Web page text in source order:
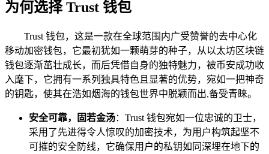
为何选择 Trust 钱包
Trust 钱包，这是一款在全球范围内广受赞誉的去中心化
移动加密钱包，它最初犹如一颗萌芽的种子，从以太坊区块链
钱包逐渐茁壮成长，而后凭借自身的独特魅力，被币安成功收
入麾下，它拥有一系列独具特色且显著的优势，宛如一把神奇
的钥匙，使其在浩如烟海的钱包世界中脱颖而出,备受青睐。
安全可靠，固若金汤：Trust 钱包宛如一位忠诚的卫士，
采用了先进得令人惊叹的加密技术，为用户构筑起坚不
可摧的安全防线，它确保用户的私钥如同深埋在地下的